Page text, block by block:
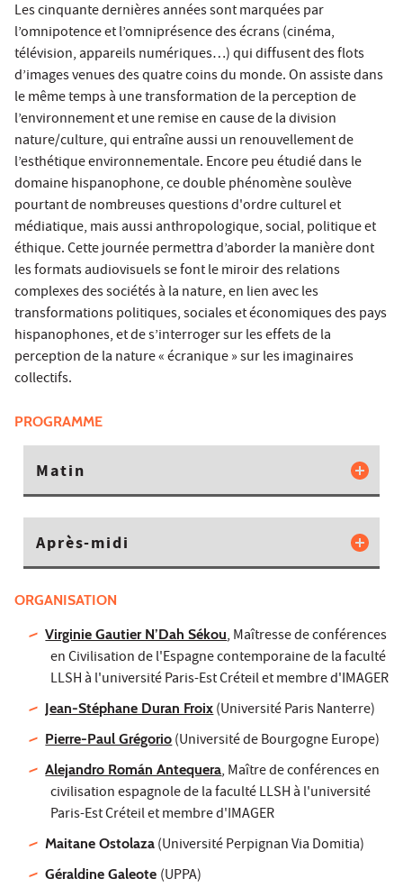
Les cinquante dernières années sont marquées par
l’omnipotence et l’omniprésence des écrans (cinéma,
télévision, appareils numériques…) qui diffusent des flots
d’images venues des quatre coins du monde. On assiste dans
le même temps à une transformation de la perception de
l’environnement et une remise en cause de la division
nature/culture, qui entraîne aussi un renouvellement de
l’esthétique environnementale. Encore peu étudié dans le
domaine hispanophone, ce double phénomène soulève
pourtant de nombreuses questions d'ordre culturel et
médiatique, mais aussi anthropologique, social, politique et
éthique. Cette journée permettra d’aborder la manière dont
les formats audiovisuels se font le miroir des relations
complexes des sociétés à la nature, en lien avec les
transformations politiques, sociales et économiques des pays
hispanophones, et de s’interroger sur les effets de la
perception de la nature « écranique » sur les imaginaires
collectifs.
PROGRAMME
Matin
Après-midi
ORGANISATION
Virginie Gautier N’Dah Sékou, Maîtresse de conférences
en Civilisation de l'Espagne contemporaine de la faculté
LLSH à l'université Paris-Est Créteil et membre d'IMAGER
Jean-Stéphane Duran Froix(Université Paris Nanterre)
Pierre-Paul Grégorio(Université de Bourgogne Europe)
Alejandro Román Antequera, Maître de conférences en
civilisation espagnole de la faculté LLSH à l'université
Paris-Est Créteil et membre d'IMAGER
Maitane Ostolaza (Université Perpignan Via Domitia)
Géraldine Galeote (UPPA)